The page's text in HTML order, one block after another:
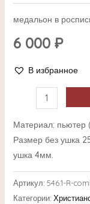
медальон в
6 000 ₽
В избранное
Материал: пьютер
Размер без ушка
ушка 4мм.
Артикул: 546.1-R-
Категории: